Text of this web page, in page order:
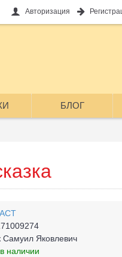
Авторизация
БЛОГ
АСТ
Яковлевич
наличии